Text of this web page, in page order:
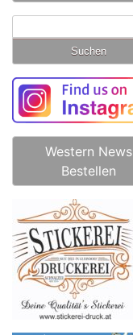
nach:
Western News
Bestellen